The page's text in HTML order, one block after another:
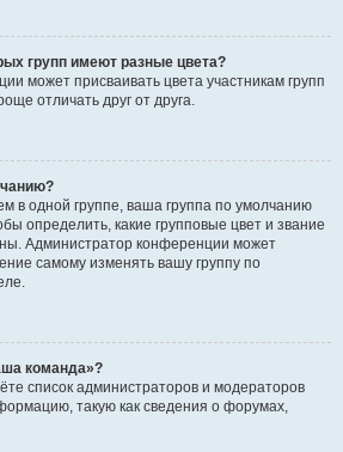
групп имеют разные цвета?
может присваивать цвета участникам групп
отличать друг от друга.
в одной группе, ваша группа по умолчанию
определить, какие групповые цвет и звание
Администратор конференции может
самому изменять вашу группу по
команда»?
список администраторов и модераторов
такую как сведения о форумах,